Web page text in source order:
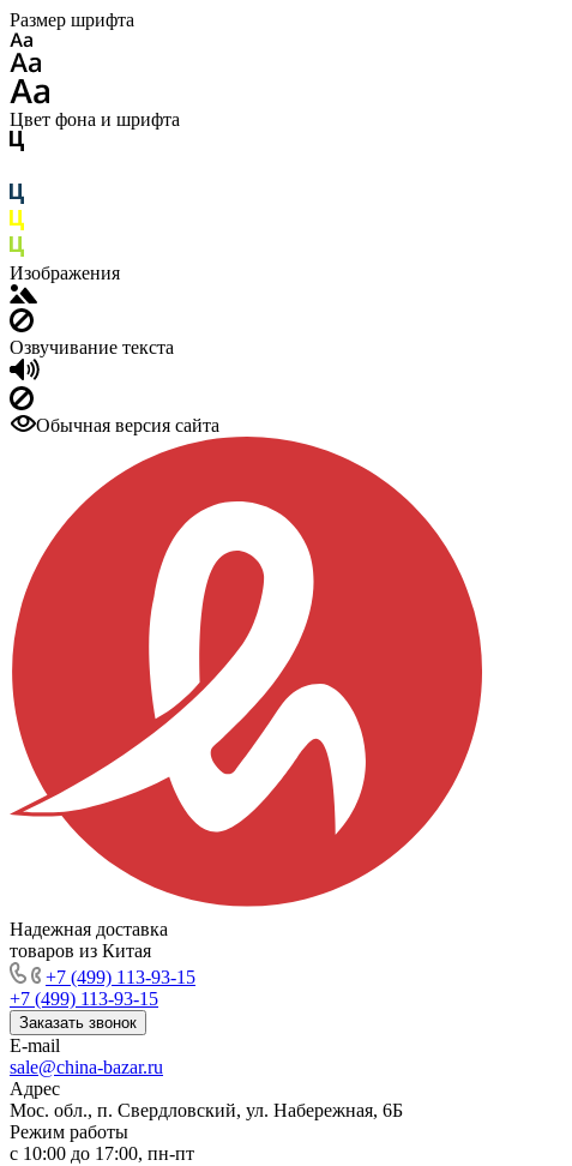
Размер шрифта
Цвет фона и шрифта
Изображения
Озвучивание текста
Обычная версия сайта
Надежная доставка
товаров из Китая
+7 (499) 113-93-15
+7 (499) 113-93-15
Заказать звонок
E-mail
sale@china-bazar.ru
Адрес
Мос. обл., п. Свердловский, ул. Набережная, 6Б
Режим работы
c 10:00 до 17:00, пн-пт